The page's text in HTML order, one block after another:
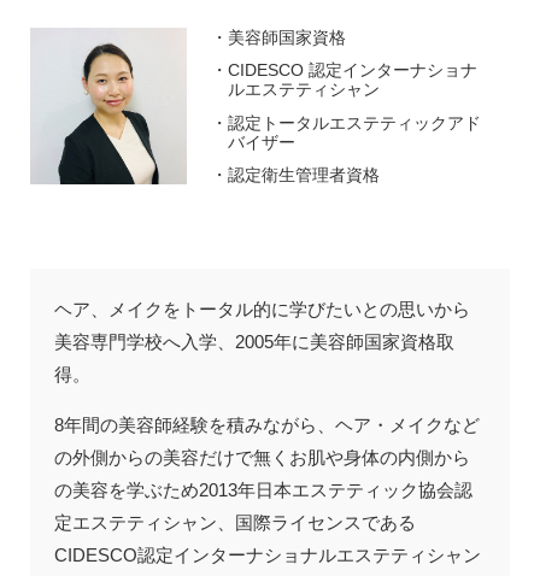
美容師国家資格
CIDESCO 認定インターナショナ
ルエステティシャン
認定トータルエステティックアド
バイザー
認定衛生管理者資格
ヘア、メイクをトータル的に学びたいとの思いから
美容専門学校へ入学、2005年に美容師国家資格取
得。
8年間の美容師経験を積みながら、ヘア・メイクなど
の外側からの美容だけで無くお肌や身体の内側から
の美容を学ぶため2013年日本エステティック協会認
定エステティシャン、国際ライセンスである
CIDESCO認定インターナショナルエステティシャン